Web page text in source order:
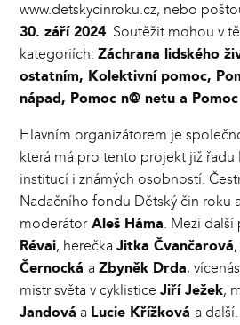
www.detskycinroku.cz, nebo
30. září 2024. Soutěžit mohou v
kategoriích:Záchrana lidského
ostatním, Kolektivní pomoc,
nápad, Pomoc n@ netu a
Hlavním organizátorem je
která má pro tento projekt již
institucí i známých osobností.
Nadačního fondu Dětský čin roku
moderátor Aleš Háma. Mezi další
Révai, herečkaJitka Čvančarová
Černocká aZbyněk Drda,
mistr světa v cyklisticeJiří Ježek,
Jandová a Lucie Křížková a